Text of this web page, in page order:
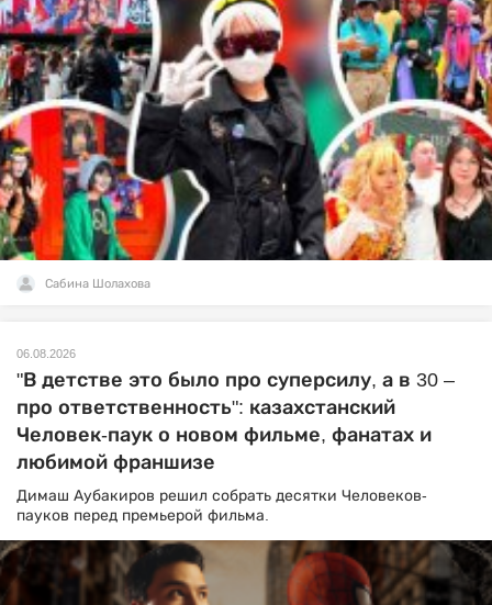
Сабина Шолахова
06.08.2026
"В детстве это было про суперсилу, а в 30 –
про ответственность": казахстанский
Человек-паук о новом фильме, фанатах и
любимой франшизе
Димаш Аубакиров решил собрать десятки Человеков-
пауков перед премьерой фильма.